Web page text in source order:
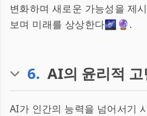
변화하며 새로운 가능성을 제
보며 미래를 상상한다🌌🔮.
6. AI의 윤리적 고
AI가 인간의 능력을 넘어서기